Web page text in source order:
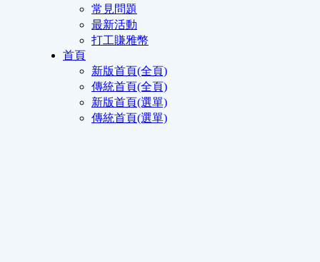
常見問題
最新活動
打工賺雅幣
首頁
新版首頁(全頁)
傳統首頁(全頁)
新版首頁(選單)
傳統首頁(選單)